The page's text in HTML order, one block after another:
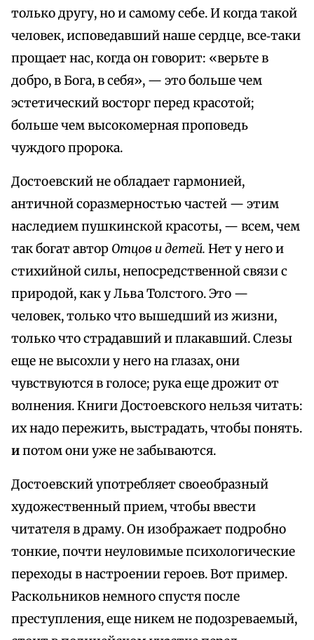
только другу, но и самому себе. И когда такой
человек, исповедавший наше сердце, все‑таки
прощает нас, когда он говорит: «верьте в
добро, в Бога, в себя», — это больше чем
эстетический восторг перед красотой;
больше чем высокомерная проповедь
чуждого пророка.
Достоевский не обладает гармонией,
античной соразмерностью частей — этим
наследием пушкинской красоты, — всем, чем
так богат автор Отцов и детей. Нет у него и
стихийной силы, непосредственной связи с
природой, как у Льва Толстого. Это —
человек, только что вышедший из жизни,
только что страдавший и плакавший. Слезы
еще не высохли у него на глазах, они
чувствуются в голосе; рука еще дрожит от
волнения. Книги Достоевского нельзя читать:
их надо пережить, выстрадать, чтобы понять.
ипотом они уже не забываются.
Достоевский употребляет своеобразный
художественный прием, чтобы ввести
читателя в драму. Он изображает подробно
тонкие, почти неуловимые психологические
переходы в настроении героев. Вот пример.
Раскольников немного спустя после
преступления, еще никем не подозреваемый,